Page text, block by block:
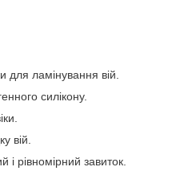
для ламінування вій.
силікону.
вій.
рівномірний завиток.